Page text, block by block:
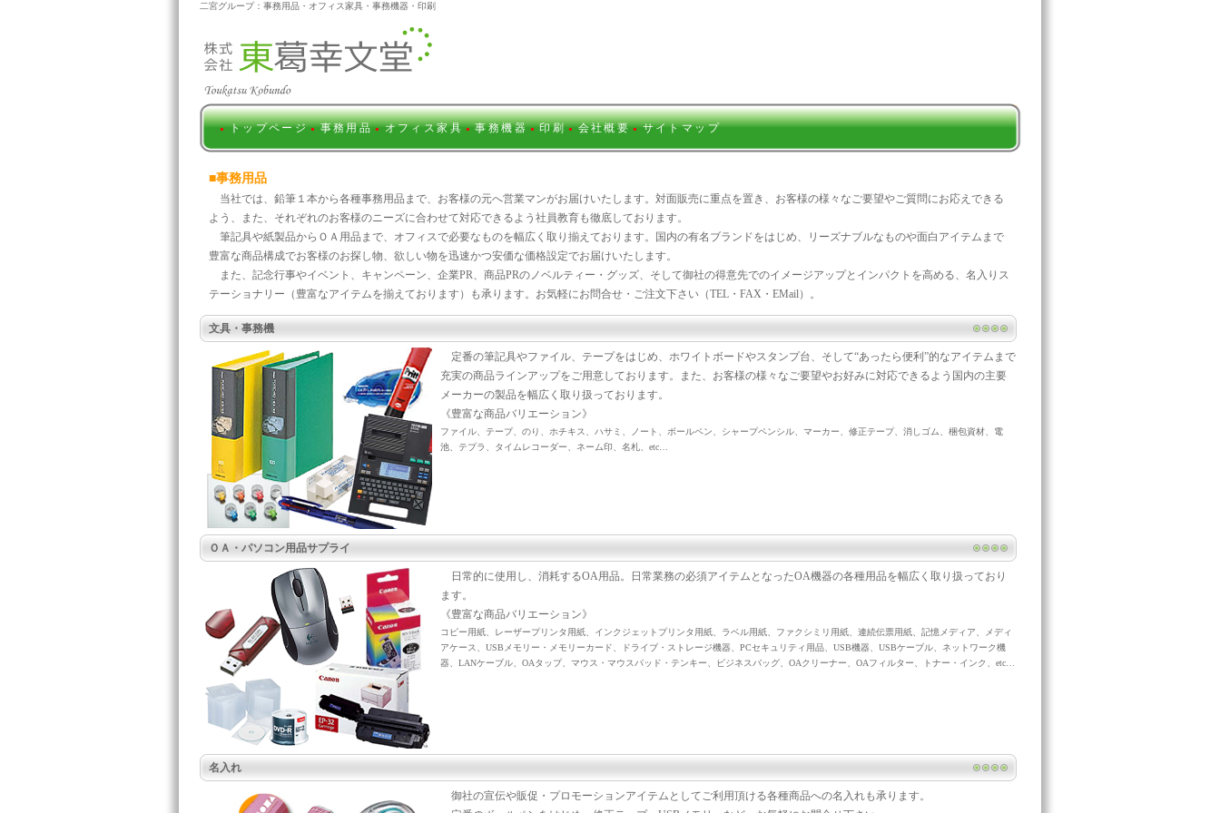
二宮グループ：事務用品・オフィス家具・事務機器・印刷
.● トップページ ● 事務用品 ● オフィス家具 ● 事務機器 ● 印刷 ● 会社概要 ● サイトマップ
■事務用品
当社では、鉛筆１本から各種事務用品まで、お客様の元へ営業マンがお届けいたします。対面販売に重点を置き、お客様の様々なご要望やご質問にお応えできる
よう、また、それぞれのお客様のニーズに合わせて対応できるよう社員教育も徹底しております。
筆記具や紙製品からＯＡ用品まで、オフィスで必要なものを幅広く取り揃えております。国内の有名ブランドをはじめ、リーズナブルなものや面白アイテムまで
豊富な商品構成でお客様のお探し物、欲しい物を迅速かつ安価な価格設定でお届けいたします。
また、記念行事やイベント、キャンペーン、企業PR、商品PRのノベルティー・グッズ、そして御社の得意先でのイメージアップとインパクトを高める、名入りス
テーショナリー（豊富なアイテムを揃えております）も承ります。お気軽にお問合せ・ご注文下さい（TEL・FAX・EMail）。
文具・事務機
定番の筆記具やファイル、テープをはじめ、ホワイトボードやスタンプ台、そして“あったら便利”的なアイテムまで
充実の商品ラインアップをご用意しております。また、お客様の様々なご要望やお好みに対応できるよう国内の主要
メーカーの製品を幅広く取り扱っております。
《豊富な商品バリエーション》
ファイル、テープ、のり、ホチキス、ハサミ、ノート、ボールペン、シャープペンシル、マーカー、修正テープ、消しゴム、梱包資材、電
池、テプラ、タイムレコーダー、ネーム印、名札、etc…
ＯＡ・パソコン用品サプライ
日常的に使用し、消耗するOA用品。日常業務の必須アイテムとなったOA機器の各種用品を幅広く取り扱っており
ます。
《豊富な商品バリエーション》
コピー用紙、レーザープリンタ用紙、インクジェットプリンタ用紙、ラベル用紙、ファクシミリ用紙、連続伝票用紙、記憶メディア、メディ
アケース、USBメモリー・メモリーカード、ドライブ・ストレージ機器、PCセキュリティ用品、USB機器、USBケーブル、ネットワーク機
器、LANケーブル、OAタップ、マウス・マウスパッド・テンキー、ビジネスバッグ、OAクリーナー、OAフィルター、トナー・インク、etc…
名入れ
御社の宣伝や販促・プロモーションアイテムとしてご利用頂ける各種商品への名入れも承ります。